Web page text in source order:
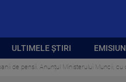
ULTIMELE ȘTIRI
de pensii. Anunțul Ministerului Muncii, cu